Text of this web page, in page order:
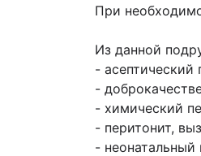
При
Из данной
- асептический
-
- химический
- перитонит,
- неонатальный